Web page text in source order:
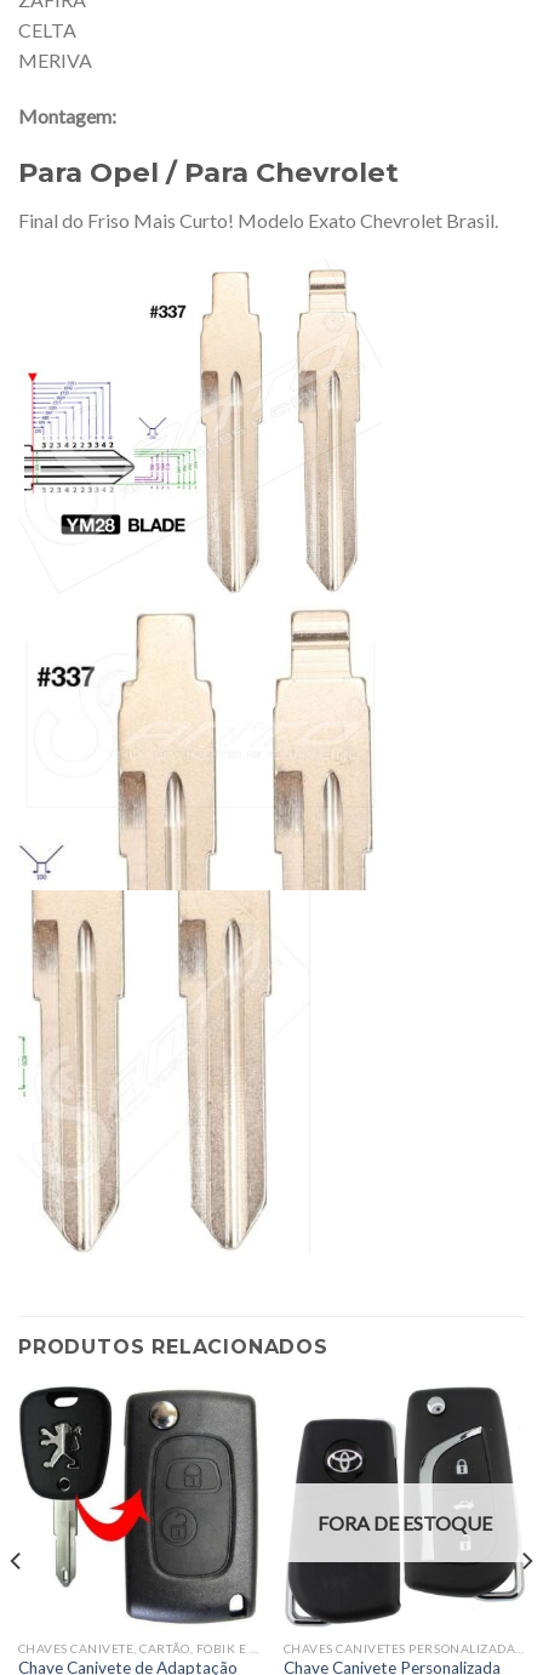
CELTA
MERIVA
Montagem:
Para Opel / Para Chevrolet
Final do Friso Mais Curto! Modelo Exato Chevrolet Brasil.
PRODUTOS RELACIONADOS
Chave Canivete de Adaptação
FORA DE ESTOQUE
Chave Canivete Personalizada